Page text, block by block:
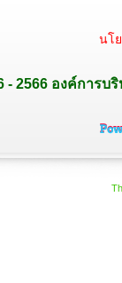
นโ
- 2566 องค์การบ